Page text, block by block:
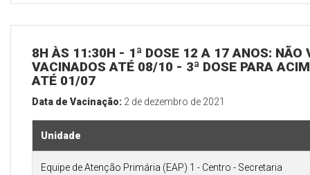
8H ÀS 11:30H - 1ª DOSE 12 A 17 ANOS: NÃO
VACINADOS ATÉ 08/10 - 3ª DOSE PARA
ATÉ 01/07
Data de Vacinação: 2 de dezembro de 2021
Unidade
Equipe de Atenção Primária (EAP) 1 - Centro - Secretaria